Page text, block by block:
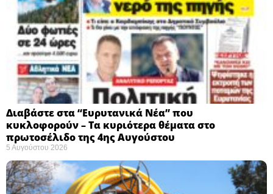
Διαβάστε στα “Ευρυτανικά Νέα” που
κυκλοφορούν – Τα κυριότερα θέματα στο
πρωτοσέλιδο της 4ης Αυγούστου
5 Αυγούστου 2026